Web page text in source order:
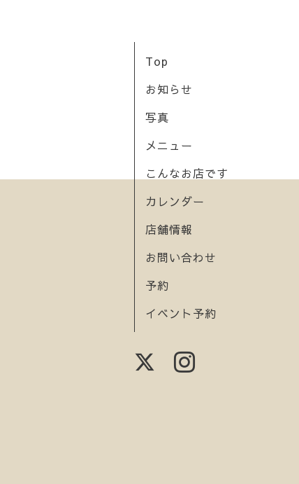
Top
お知らせ
写真
メニュー
こんなお店です
カレンダー
店舗情報
お問い合わせ
予約
イベント予約